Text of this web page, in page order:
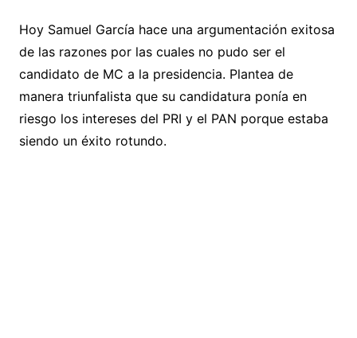
Hoy Samuel García hace una argumentación exitosa
de las razones por las cuales no pudo ser el
candidato de MC a la presidencia. Plantea de
manera triunfalista que su candidatura ponía en
riesgo los intereses del PRI y el PAN porque estaba
siendo un éxito rotundo.